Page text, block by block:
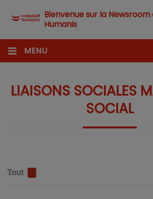
Bienvenue sur la
Humanis
MENU
LIAISONS SOCIALES
SOCIAL
Tout 0